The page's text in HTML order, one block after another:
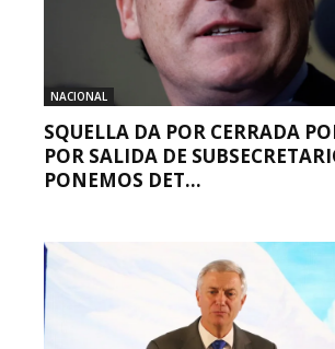
NACIONAL
SQUELLA DA POR CERRADA
POR SALIDA DE
PONEMOS DET...